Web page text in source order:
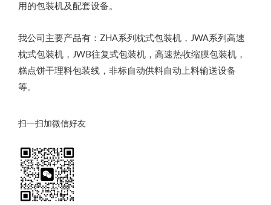
用的包装机及配套设备。
我公司主要产品有：ZHA系列枕式包装机，JWA系列高速
枕式包装机，JWB往复式包装机，高速热收缩膜包装机，
糕点饼干理料包装线，非标自动供料自动上料输送设备
等。
扫一扫加微信好友